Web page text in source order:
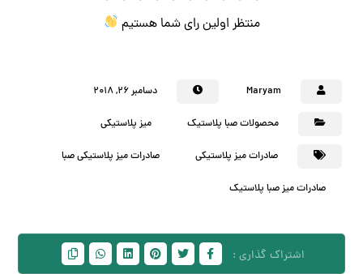
منتظر اولین رای شما هستیم
Maryam دسامبر ۲۶, ۲۰۱۸
محصولات صبا پلاستیک میز پلاستیکی
صادرات میز پلاستیکی صادرات میز پلاستیکی صبا
صادرات میز صبا پلاستیک